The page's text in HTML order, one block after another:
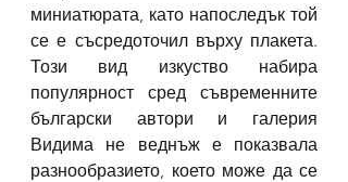
миниатюрата, като напоследък той
се е съсредоточил върху плакета.
Този вид изкуство набира
популярност сред съвременните
български автори и галерия
Видима не веднъж е показвала
разнообразието, което може да се